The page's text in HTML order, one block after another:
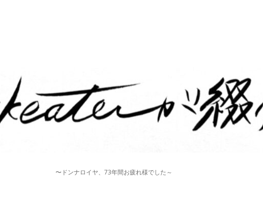
〜ドンナロイヤ、73年間お疲れ様でした～